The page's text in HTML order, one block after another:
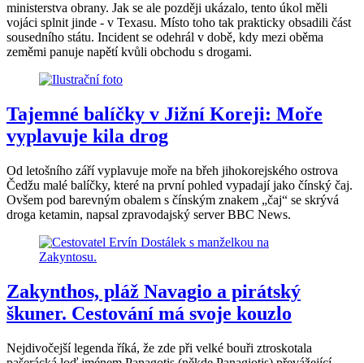
ministerstva obrany. Jak se ale později ukázalo, tento úkol měli
vojáci splnit jinde - v Texasu. Místo toho tak prakticky obsadili část
sousedního státu. Incident se odehrál v době, kdy mezi oběma
zeměmi panuje napětí kvůli obchodu s drogami.
Tajemné balíčky v Jižní Koreji: Moře
vyplavuje kila drog
Od letošního září vyplavuje moře na břeh jihokorejského ostrova
Čedžu malé balíčky, které na první pohled vypadají jako čínský čaj.
Ovšem pod barevným obalem s čínským znakem „čaj“ se skrývá
droga ketamin, napsal zpravodajský server BBC News.
Zakynthos, pláž Navagio a pirátský
škuner. Cestování má svoje kouzlo
Nejdivočejší legenda říká, že zde při velké bouři ztroskotala